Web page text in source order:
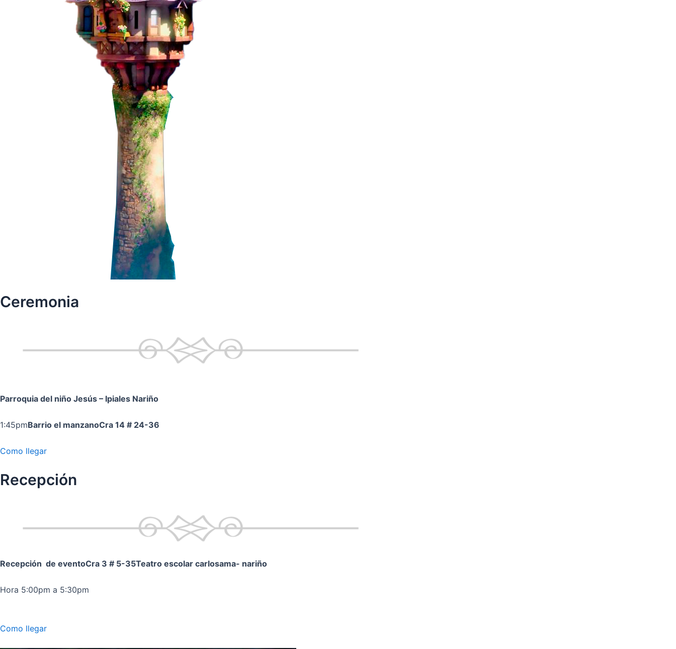
Ceremonia
Parroquia del niño Jesús – Ipiales Nariño
1:45pmBarrio el manzanoCra 14 # 24-36
Como llegar
Recepción
Recepción de eventoCra 3 # 5-35Teatro escolar carlosama- nariño
Hora 5:00pm a 5:30pm
Como llegar